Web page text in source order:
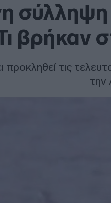
βρήκαν
προκληθεί τις
την